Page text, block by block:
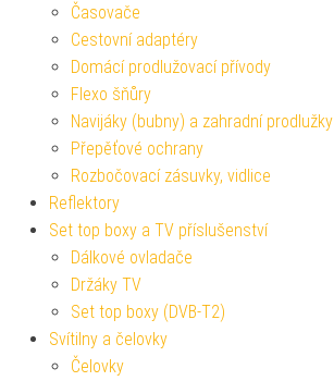
Časovače
Cestovní adaptéry
Domácí prodlužovací přívody
Flexo šňůry
Navijáky (bubny) a zahradní prodlužky
Přepěťové ochrany
Rozbočovací zásuvky, vidlice
Reflektory
Set top boxy a TV příslušenství
Dálkové ovladače
Držáky TV
Set top boxy (DVB-T2)
Svítilny a čelovky
Čelovky